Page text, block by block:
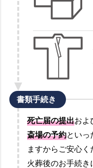
書類手続き
死亡届の提出およ
斎場の予約といっ
ますからご安心く
火葬後のお手続き